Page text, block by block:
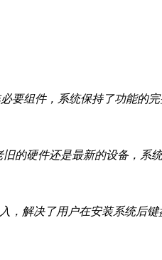
要组件，系统保持了功能的
的硬件还是最新的设备，系
，解决了用户在安装系统后